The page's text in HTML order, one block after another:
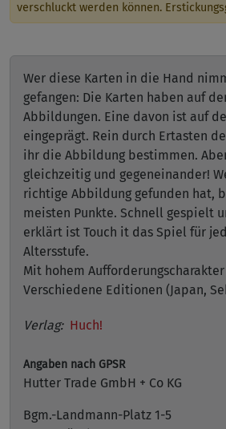
verschluckt werden können.
Wer diese Karten in die Hand
gefangen: Die Karten haben auf
Abbildungen. Eine davon ist auf
eingeprägt. Rein durch Ertasten
ihr die Abbildung bestimmen.
gleichzeitig und gegeneinander!
richtige Abbildung gefunden hat,
meisten Punkte. Schnell gespielt
erklärt ist Touch it das Spiel für
Altersstufe.
Mit hohem Aufforderungscharakter
Verschiedene Editionen (Japan,
Verlag: Huch!
Angaben nach GPSR
Hutter Trade GmbH + Co KG
Bgm.-Landmann-Platz 1-5